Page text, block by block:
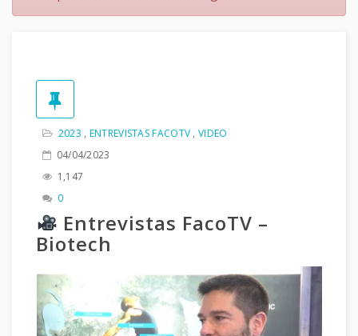
2023 , ENTREVISTAS FACOTV ,VIDEO
04/04/2023
1,147
0
Entrevistas FacoTV –
Biotech